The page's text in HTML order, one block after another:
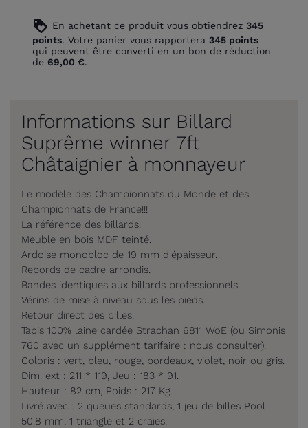
loyalty En achetant ce produit vous obtiendrez 345
points. Votre panier vous rapportera 345 points
qui peuvent être converti en un bon de réduction
de 69,00 €.
Informations sur Billard
Suprême winner 7ft
Châtaignier à monnayeur
Le modèle des Championnats du Monde et des
Championnats de France!!!
La référence des billards.
Meuble en bois MDF teinté.
Ardoise monobloc de 19 mm d'épaisseur.
Rebords de cadre arrondis.
Bandes identiques aux billards professionnels.
Vérins de mise à niveau sous les pieds.
Retour direct des billes.
Tapis 100% laine cardée Strachan 6811 WoE (ou Simonis
760 avec un supplément tarifaire : nous consulter).
Coloris : vert, bleu, rouge, bordeaux, violet, noir ou gris.
Dim. ext : 211 * 119, Jeu : 183 * 91.
Hauteur : 82 cm, Poids : 217 Kg.
Livré avec : 2 queues standards, 1 jeu de billes Pool
50.8 mm, 1 triangle et 2 craies.